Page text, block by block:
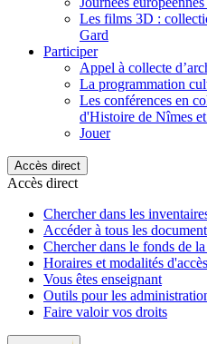
Les films 3D :
Gard
Participer
Appel à collecte
La programmation
Les conférences en
d'Histoire de Nîmes
Jouer
Accès direct
Accès direct
Chercher dans les
Accéder à tous les
Chercher dans le fonds de
Horaires et modalités d'accès
Vous êtes enseignant
Outils pour les
Faire valoir vos droits